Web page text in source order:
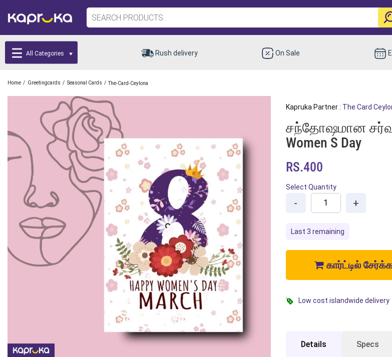
All Categories Rush delivery On Sale
Home / Greetingcards / Seasonal Cards / The-Card-Ceylona
Kapruka Partner : The Card
சந்தோஷமான
Women S Day
RS.400
Select Quantity
- +
Last 3 remaining
கார்ட்டில்
Low cost islandwide delivery
Details Specs